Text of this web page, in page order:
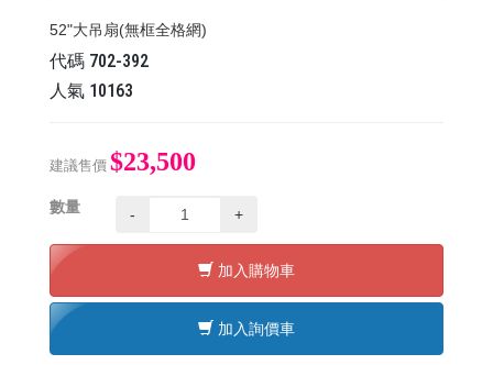
52"大吊扇(無框全格網)
代碼 702-392
人氣 10163
建議售價 $23,500
數量 - +
加入購物車
加入詢價車